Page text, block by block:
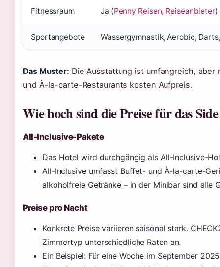
Fitnessraum Ja (Penny Reisen, Reiseanbieter)
Sportangebote Wassergymnastik, Aerobic,
Das Muster: Die Ausstattung ist umfangreich,
und À-la-carte-Restaurants kosten Aufpreis.
Wie hoch sind die Preise für das
All-Inclusive-Pakete
Das Hotel wird durchgängig als All-Inclusive-
All-Inclusive umfasst Buffet- und À-la-carte-
alkoholfreie Getränke – in der Minibar sind alle
Preise pro Nacht
Konkrete Preise variieren saisonal stark.
Zimmertyp unterschiedliche Raten an.
Ein Beispiel: Für eine Woche im September